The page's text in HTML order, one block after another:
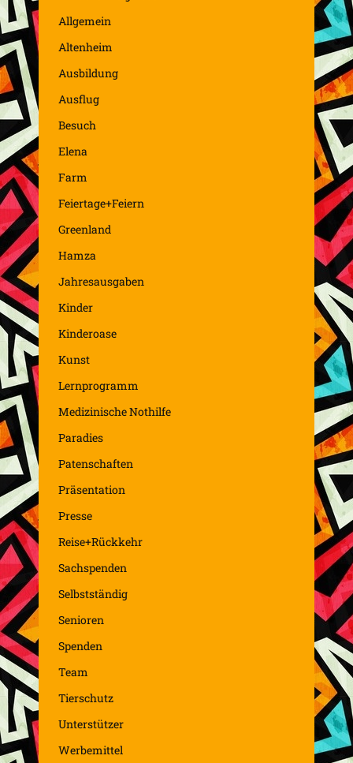
Allgemein
Altenheim
Ausbildung
Ausflug
Besuch
Elena
Farm
Feiertage+Feiern
Greenland
Hamza
Jahresausgaben
Kinder
Kinderoase
Kunst
Lernprogramm
Medizinische Nothilfe
Paradies
Patenschaften
Präsentation
Presse
Reise+Rückkehr
Sachspenden
Selbstständig
Senioren
Spenden
Team
Tierschutz
Unterstützer
Werbemittel